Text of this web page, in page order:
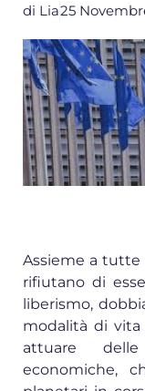
di Lia25
Assieme a
rifiutano di
liberismo,
modalità di vita
attuare
economiche,